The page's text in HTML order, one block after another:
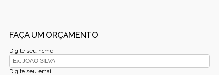
FAÇA UM ORÇAMENTO
Digite seu nome
Digite seu email